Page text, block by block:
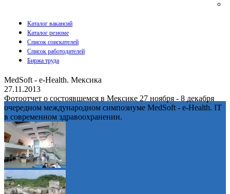
Каталог вакансий
Каталог резюме
Список соискателей
Список работодателей
Биржа труда
MedSoft - e-Health. Мексика
27.11.2013
Фотоотчет о состоявшемся в Мексике 27 ноября - 8 декабря
очередном международном симпозиуме MedSoft - e-Health. IT
в современном здравоохранении.